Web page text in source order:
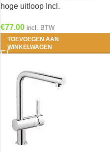
hoge uitloop Incl.
€77.00 incl. BTW
TOEVOEGEN AAN
WINKELWAGEN